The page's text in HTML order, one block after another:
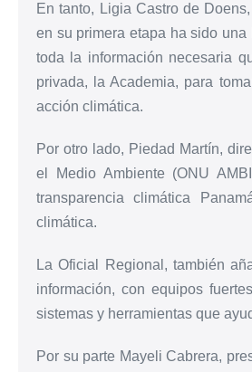
En tanto, Ligia Castro de
en su primera etapa ha sido
toda la información necesaria
privada, la Academia, para
acción climática.
Por otro lado, Piedad Martín,
el Medio Ambiente (ONU
transparencia climática
climática.
La Oficial Regional, también
información, con equipos
sistemas y herramientas que
Por su parte Mayeli Cabrera,